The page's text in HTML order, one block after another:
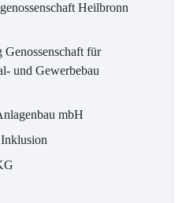
Heilbronn
für
und Gewerbebau
mbH